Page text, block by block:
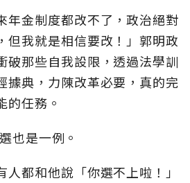
年金制度都改不了，政治絕對
但我就是相信要改！」郭明政
破那些自我設限，透過法學訓
據典，力陳改革必要，真的完
的任務。
也是一例。
都和他說「你選不上啦！」